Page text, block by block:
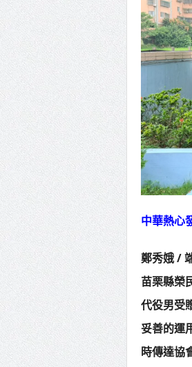
中華熱心
鄭秀娥 /
苗栗縣榮
代役男受
妥善的運
時傳達協